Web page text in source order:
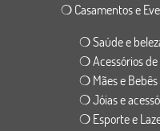
❍ Casamentos e
❍ Saúde e
❍ Acessórios de
❍ Mães e Bebês
❍ Jóias e
❍ Esporte e